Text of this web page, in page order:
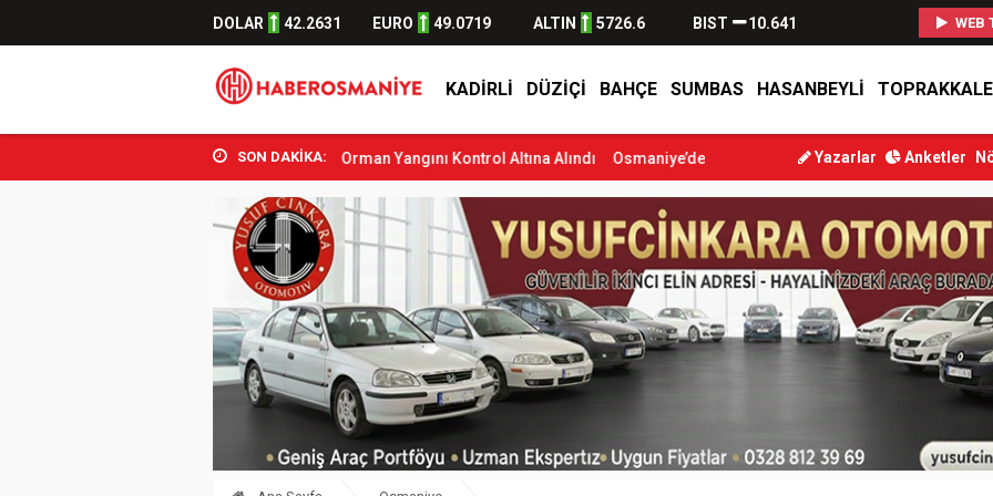
DOLAR 42.2631 EURO 49.0719 ALTIN 5726.6 BIST 10.641 WEB
KADIRLI DÜZIÇI BAHÇE SUMBAS HASANBEYLI TOPRAKKALE
SON DAKİKA:
Sumbas’ta Orman Yangını Kontrol Altına Alındı Osmaniye’de Tren Çarpması: Genç Yaralandı Düziçi’nde Eski
Yazarlar Anketler